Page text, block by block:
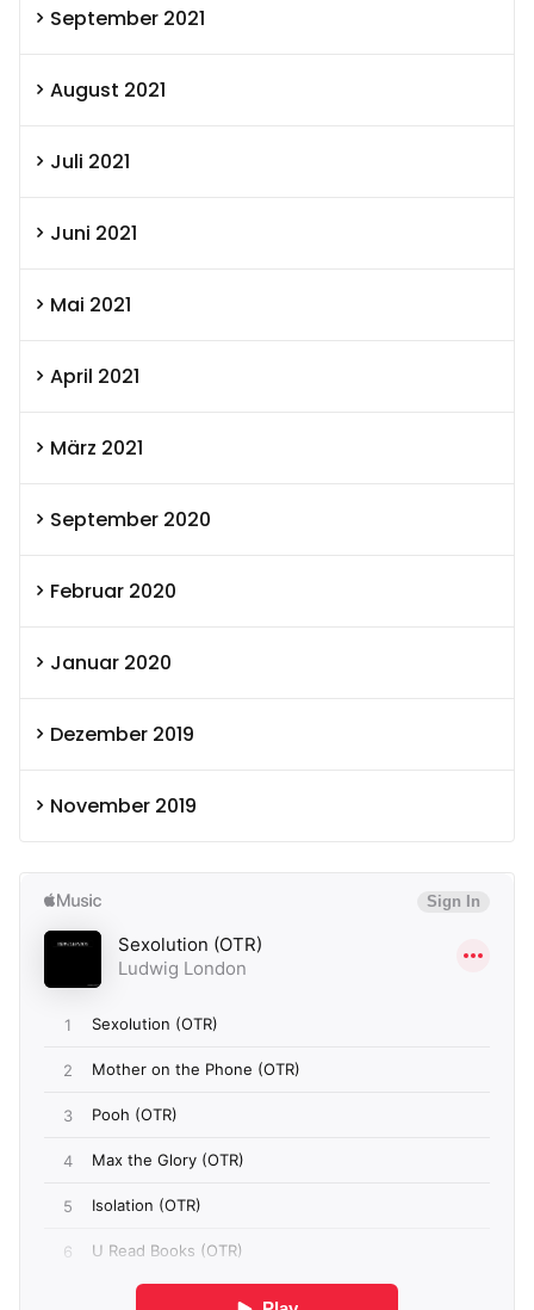
September 2021
August 2021
Juli 2021
Juni 2021
Mai 2021
April 2021
März 2021
September 2020
Februar 2020
Januar 2020
Dezember 2019
November 2019